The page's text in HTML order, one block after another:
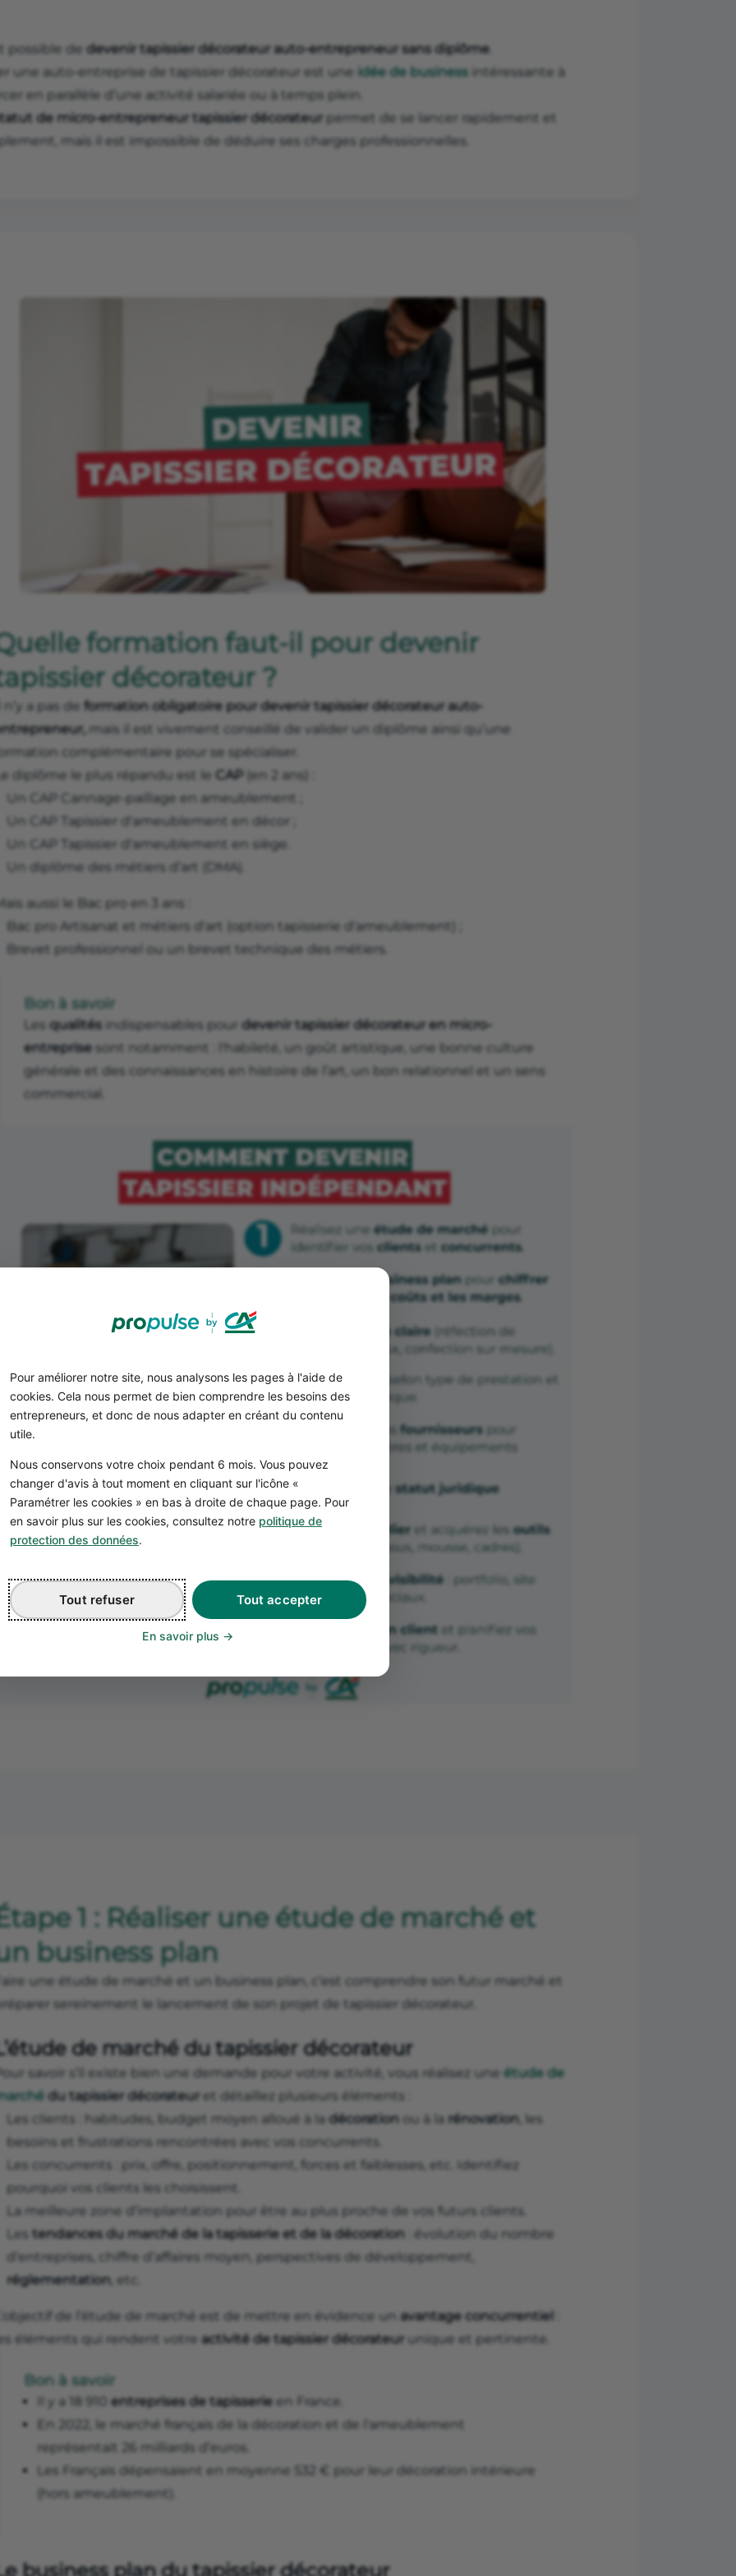
Pour améliorer notre site, nous analysons les pages à l'aide de
cookies. Cela nous permet de bien comprendre les besoins des
entrepreneurs, et donc de nous adapter en créant du contenu
utile.
Nous conservons votre choix pendant 6 mois. Vous pouvez
changer d'avis à tout moment en cliquant sur l'icône «
Paramétrer les cookies » en bas à droite de chaque page. Pour
en savoir plus sur les cookies, consultez notre politique de
protection des données.
Tout accepter
Tout refuser
En savoir plus
possible de devenir tapissier décorateur auto-entrepreneur sans diplôme
une auto-entreprise de tapissier décorateur est une idée de business intéressante à
en parallèle d’une activité salariée ou à temps plein.
de micro-entrepreneur tapissier décorateur permet de se lancer rapidement et
mais il est impossible de déduire ses charges professionnelles.
formation faut-il pour devenir
décorateur ?
n’y a pas de formation obligatoire pour devenir tapissier décorateur auto-
mais il est vivement conseillé de valider un diplôme ainsi qu’une
complémentaire pour se spécialiser.
diplôme le plus répandu est le CAP(en 2 ans) :
Un CAP Cannage-paillage en ameublement ;
Un CAP Tapissier d'ameublement en décor ;
Un CAP Tapissier d'ameublement en siège.
Un diplôme des métiers d’art (DMA).
aussi le Bac pro en 3 ans :
Bac pro Artisanat et métiers d'art (option tapisserie d'ameublement) ;
Brevet professionnel ou un brevet technique des métiers.
Bon à savoir
Les qualités indispensables pour devenir tapissier décorateur en micro-
entreprise sont notamment : l'habileté, un goût artistique, une bonne culture
générale et des connaissances en histoire de l’art, un bon relationnel et un sens
commercial.
1 : Réaliser une étude de marché et
business plan
une étude de marché et un business plan, c’est comprendre son futur marché et
sereinement le lancement de son projet de tapissier décorateur.
de marché du tapissier décorateur
savoir s’il existe bien une demande pour votre activité, vous réalisez une étude de
du tapissier décorateur et détaillez plusieurs éléments :
Les clients : habitudes, budget moyen alloué à la décoration ou à la rénovation, les
besoins et frustrations rencontrées avec vos concurrents.
Les concurrents : prix, offre, positionnement, forces et faiblesses, etc. Identifiez
pourquoi vos clients les choisissent.
La meilleure zone d’implantation pour être au plus proche de vos futurs clients.
Les tendances du marché de la tapisserie et de la décoration : évolution du nombre
d’entreprises, chiffre d’affaires moyen, perspectives de développement,
réglementation, etc.
de l’étude de marché est de mettre en évidence un avantage concurrentiel
éléments qui rendent votre activité de tapissier décorateur unique et pertinente.
Bon à savoir
Il y a 18 910 entreprises de tapisserie en France.
En 2022, le marché français de la décoration et de l'ameublement
représentait 26 milliards d’euros.
Les Français dépensaient en moyenne 532 € pour leur décoration intérieure
(hors ameublement).
business plan du tapissier décorateur